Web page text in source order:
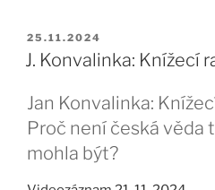
PUBLIKOVÁNO
25.11.2024
J. Konvalinka: Knížecí
Jan Konvalinka:
Proč není česká věda
mohla být?